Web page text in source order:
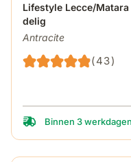
Lifestyle Lecce/
delig
Antracite
(43)
De prijs is afhankelijk
Binnen 3